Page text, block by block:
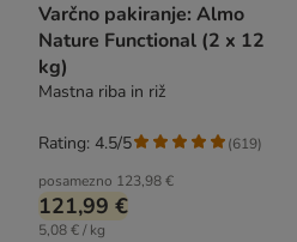
Varčno pakiranje: Almo
Nature Functional (2 x 12
kg)
Mastna riba in riž
posamezno 123,98 €
121,99 €
5,08 € / kg
Rating: 4.5/5 (619)